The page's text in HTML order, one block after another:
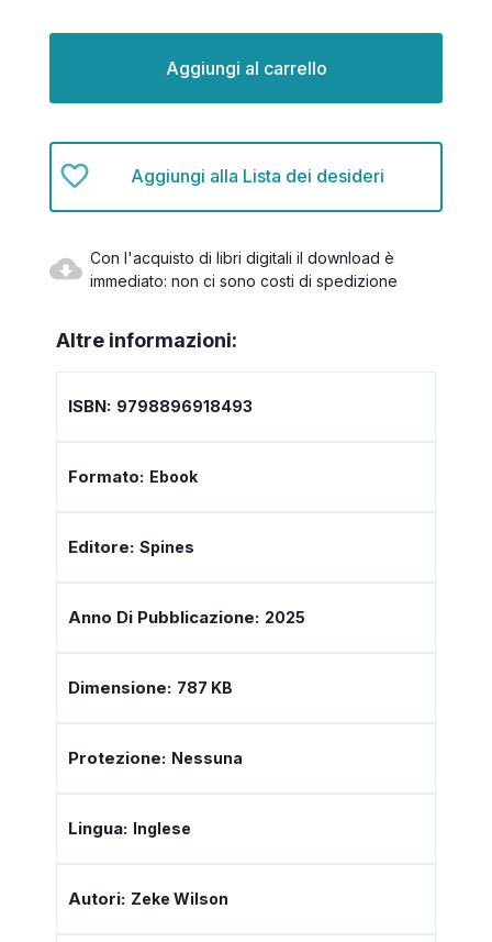
Aggiungi alla Lista dei desideri
Con l'acquisto di libri digitali il download è
immediato: non ci sono costi di spedizione
Altre informazioni:
ISBN: 9798896918493
Formato: Ebook
Editore: Spines
Anno Di Pubblicazione: 2025
Dimensione: 787 KB
Protezione: Nessuna
Lingua: Inglese
Autori: Zeke Wilson